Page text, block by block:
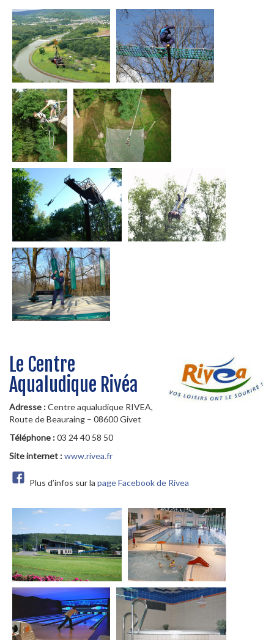
Le Centre
Aqualudique Rivéa
Adresse :Centre aqualudique RIVEA,
Route de Beauraing – 08600 Givet
Téléphone :03 24 40 58 50
Site internet :www.rivea.fr
Plus d’infos sur la page Facebook de Rivea